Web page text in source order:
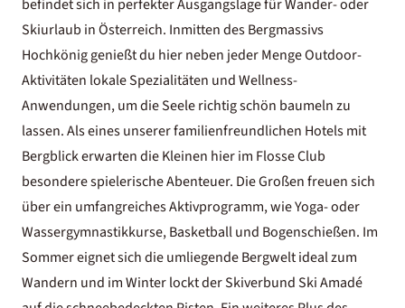
befindet sich in perfekter Ausgangslage für Wander- oder
Skiurlaub in Österreich. Inmitten des Bergmassivs
Hochkönig genießt du hier neben jeder Menge Outdoor-
Aktivitäten lokale Spezialitäten und Wellness-
Anwendungen, um die Seele richtig schön baumeln zu
lassen. Als eines unserer familienfreundlichen Hotels mit
Bergblick erwarten die Kleinen hier im Flosse Club
besondere spielerische Abenteuer. Die Großen freuen sich
über ein umfangreiches Aktivprogramm, wie Yoga- oder
Wassergymnastikkurse, Basketball und Bogenschießen. Im
Sommer eignet sich die umliegende Bergwelt ideal zum
Wandern und im Winter lockt der SkiverbundSki Amadé